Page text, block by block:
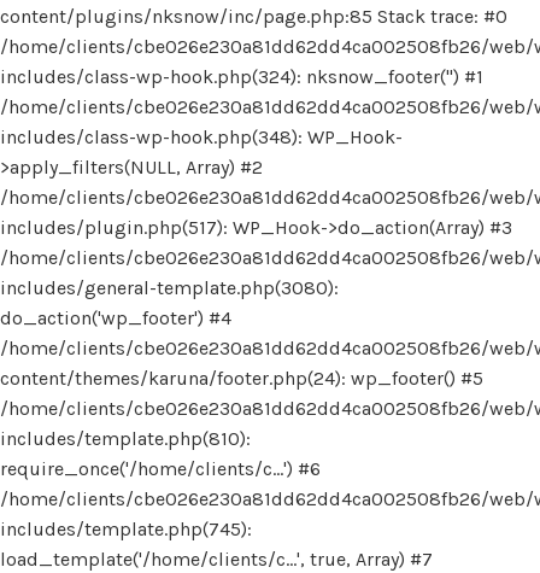
content/plugins/nksnow/inc/page.php:85 Stack trace: #0
/home/clients/cbe026e230a81dd62dd4ca002508fb26/web/
includes/class-wp-hook.php(324): nksnow_footer('') #1
/home/clients/cbe026e230a81dd62dd4ca002508fb26/web/
includes/class-wp-hook.php(348): WP_Hook-
>apply_filters(NULL, Array) #2
/home/clients/cbe026e230a81dd62dd4ca002508fb26/web/
includes/plugin.php(517): WP_Hook->do_action(Array) #3
/home/clients/cbe026e230a81dd62dd4ca002508fb26/web/
includes/general-template.php(3080):
do_action('wp_footer') #4
/home/clients/cbe026e230a81dd62dd4ca002508fb26/web/
content/themes/karuna/footer.php(24): wp_footer() #5
/home/clients/cbe026e230a81dd62dd4ca002508fb26/web/
includes/template.php(810):
require_once('/home/clients/c...') #6
/home/clients/cbe026e230a81dd62dd4ca002508fb26/web/
includes/template.php(745):
load_template('/home/clients/c...', true, Array) #7